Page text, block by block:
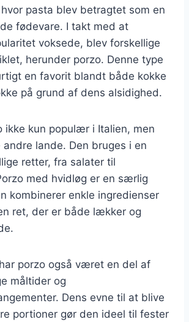
pasta blev betragtet som en
fødevare. I takt med at
voksede, blev forskellige
herunder porzo. Denne type
en favorit blandt både kokke
på grund af dens alsidighed.
ikke kun populær i Italien, men
andre lande. Den bruges i en
retter, fra salater til
med hvidløg er en særlig
kombinerer enkle ingredienser
ret, der er både lækker og
porzo også været en del af
måltider og
Dens evne til at blive
portioner gør den ideel til fester